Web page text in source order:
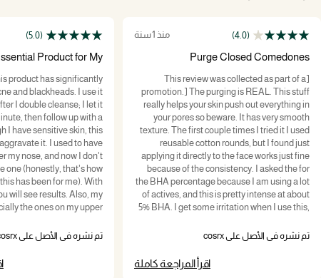
(4.0) منذ 1 سنة
Purge Closed Comedones
[This review was collected as part of a
promotion.] The purging is REAL. This stuff
really helps your skin push out everything in
your pores so beware. It has very smooth
texture. The first couple times I tried it I used
reusable cotton rounds, but I found just
applying it directly to the face works just fine
because of the consistency. I asked the for
the BHA percentage because I am using a lot
of actives, and this is pretty intense at about
5% BHA. I get some irritation when I use this,
so that could be me. Overall, I do like the
purge all my closed comedones. I will
probably switch to something more gentle
تم نشره في الأصل على cosrx
اقرأ المراجعة كاملة
(5.0)
Product for My
product has significantly
and blackheads. I use it
I double cleanse; I let it
then follow up with a
I have sensitive skin, this
it. I used to have
my nose, and now I don't
one (honestly, that's how
has been for me). With
will see results. Also, my
the ones on my upper
Power Liquid on the
so it could be a result of
using both products.
تم نشره في الأصل على cosrx